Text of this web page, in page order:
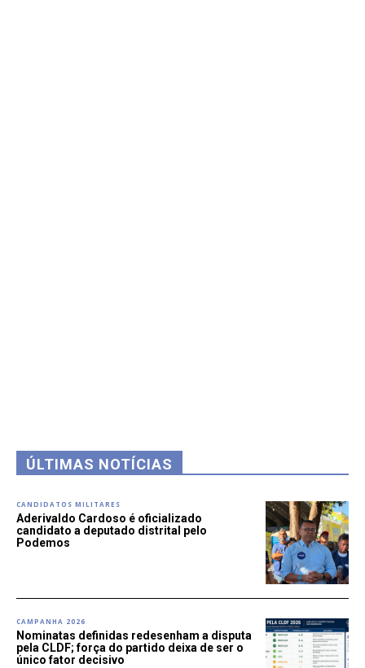
ÚLTIMAS NOTÍCIAS
CANDIDATOS MILITARES
Aderivaldo Cardoso é oficializado
candidato a deputado distrital pelo
Podemos
CAMPANHA 2026
Nominatas definidas redesenham a disputa
pela CLDF; força do partido deixa de ser o
único fator decisivo